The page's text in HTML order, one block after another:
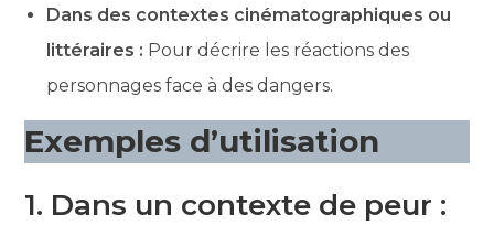
Dans des contextes cinématographiques ou
littéraires : Pour décrire les réactions des
personnages face à des dangers.
Exemples d’utilisation
1. Dans un contexte de peur :